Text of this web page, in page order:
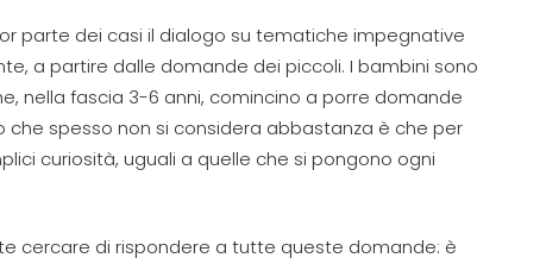
parte dei casi il dialogo su tematiche impegnative
, a partire dalle domande dei piccoli. I bambini sono
nella fascia 3-6 anni, comincino a porre domande
che spesso non si considera abbastanza è che per
curiosità, uguali a quelle che si pongono ogni
cercare di rispondere a tutte queste domande: è